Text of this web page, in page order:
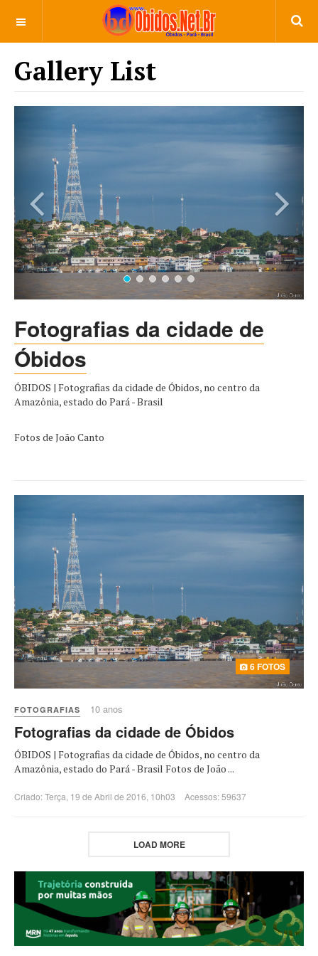
Gallery List
Fotografias da cidade de
Óbidos
ÓBIDOS | Fotografias da cidade de Óbidos, no centro da
Amazônia, estado do Pará - Brasil
Fotos de João Canto
6 FOTOS
FOTOGRAFIAS 10 anos
Fotografias da cidade de Óbidos
ÓBIDOS | Fotografias da cidade de Óbidos, no centro da
Amazônia, estado do Pará - Brasil Fotos de João ...
Criado: Terça, 19 de Abril de 2016, 10h03 Acessos: 59637
LOAD MORE